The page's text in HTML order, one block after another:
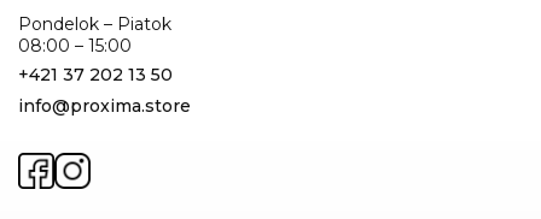
Pondelok – Piatok
08:00 – 15:00
+421 37 202 13 50
info@proxima.store